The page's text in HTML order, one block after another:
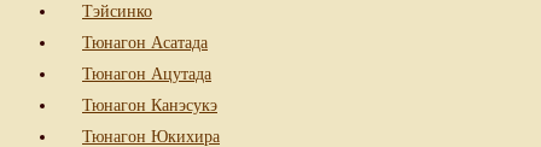
Тэйсинко
Тюнагон Асатада
Тюнагон Ацутада
Тюнагон Канэсукэ
Тюнагон Юкихира